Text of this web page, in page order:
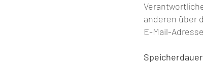
anderen über
E-Mail-
Speicherdauer